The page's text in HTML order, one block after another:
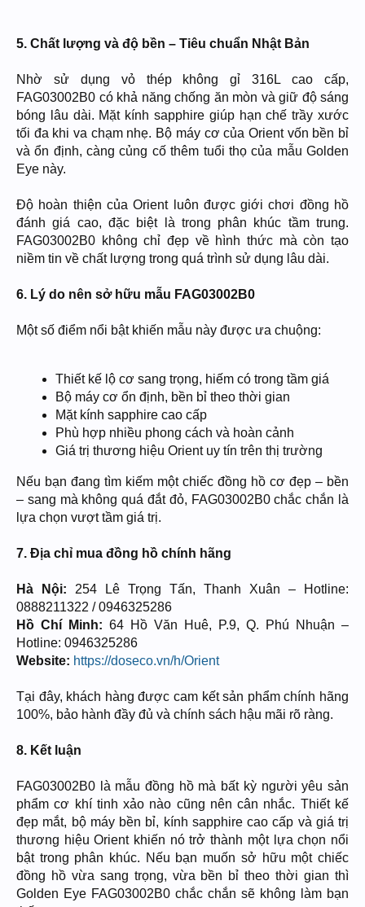
5. Chất lượng và độ bền – Tiêu chuẩn Nhật Bản
Nhờ sử dụng vỏ thép không gỉ 316L cao cấp,
FAG03002B0 có khả năng chống ăn mòn và giữ độ sáng
bóng lâu dài. Mặt kính sapphire giúp hạn chế trầy xước
tối đa khi va chạm nhẹ. Bộ máy cơ của Orient vốn bền bỉ
và ổn định, càng củng cố thêm tuổi thọ của mẫu Golden
Eye này.
Độ hoàn thiện của Orient luôn được giới chơi đồng hồ
đánh giá cao, đặc biệt là trong phân khúc tầm trung.
FAG03002B0 không chỉ đẹp về hình thức mà còn tạo
niềm tin về chất lượng trong quá trình sử dụng lâu dài.
6. Lý do nên sở hữu mẫu FAG03002B0
Một số điểm nổi bật khiến mẫu này được ưa chuộng:
Thiết kế lộ cơ sang trọng, hiếm có trong tầm giá
Bộ máy cơ ổn định, bền bỉ theo thời gian
Mặt kính sapphire cao cấp
Phù hợp nhiều phong cách và hoàn cảnh
Giá trị thương hiệu Orient uy tín trên thị trường
Nếu bạn đang tìm kiếm một chiếc đồng hồ cơ đẹp – bền
– sang mà không quá đắt đỏ, FAG03002B0 chắc chắn là
lựa chọn vượt tầm giá trị.
7. Địa chỉ mua đồng hồ chính hãng
Hà Nội: 254 Lê Trọng Tấn, Thanh Xuân – Hotline:
0888211322 / 0946325286
Hồ Chí Minh: 64 Hồ Văn Huê, P.9, Q. Phú Nhuận –
Hotline: 0946325286
Website: https://doseco.vn/h/Orient
Tại đây, khách hàng được cam kết sản phẩm chính hãng
100%, bảo hành đầy đủ và chính sách hậu mãi rõ ràng.
8. Kết luận
FAG03002B0 là mẫu đồng hồ mà bất kỳ người yêu sản
phẩm cơ khí tinh xảo nào cũng nên cân nhắc. Thiết kế
đẹp mắt, bộ máy bền bỉ, kính sapphire cao cấp và giá trị
thương hiệu Orient khiến nó trở thành một lựa chọn nổi
bật trong phân khúc. Nếu bạn muốn sở hữu một chiếc
đồng hồ vừa sang trọng, vừa bền bỉ theo thời gian thì
Golden Eye FAG03002B0 chắc chắn sẽ không làm bạn